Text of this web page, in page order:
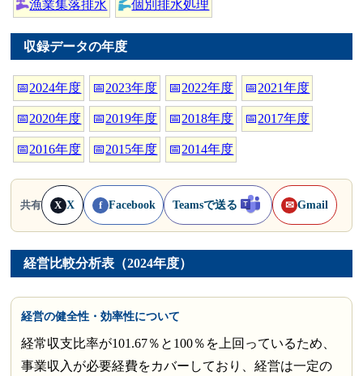
漁業集落排水 個別排水処理
収録データの年度
📅2024年度 📅2023年度 📅2022年度 📅2021年度
📅2020年度 📅2019年度 📅2018年度 📅2017年度
📅2016年度 📅2015年度 📅2014年度
共有 X X f Facebook Teamsで送る ✉ Gmail
経営比較分析表（2024年度）
経営の健全性・効率性について
経常収支比率が101.67％と100％を上回っているため、
事業収入が必要経費をカバーしており、経営は一定の